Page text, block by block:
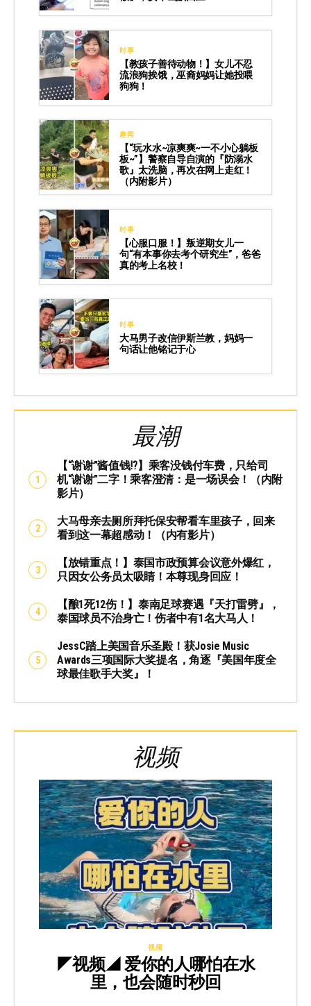
时事
【教孩子善待动物！】女儿不忍
流浪狗挨饿，巫裔妈妈让她投喂
狗狗！
趣闻
【“玩水水~凉爽爽~一不小心躺板
板~”】警察自导自演的『防溺水
歌』太洗脑，再次在网上走红！
（内附影片）
时事
【心服口服！】叛逆期女儿一
句“有本事你去考个研究生”，爸爸
真的考上名校！
时事
大马男子改信伊斯兰教，妈妈一
句话让他铭记于心
最潮
【“谢谢”酱值钱⁉️】乘客没钱付车费，只给司
机“谢谢”二字！乘客澄清：是一场误会！（内附
影片）
大马母亲去厕所拜托保安帮看车里孩子，回来
看到这一幕超感动！（内有影片）
【放错重点！】泰国市政预算会议意外爆红，
只因女公务员太吸睛！本尊现身回应！
【酿1死12伤！】泰南足球赛遇『天打雷劈』，
泰国球员不治身亡！伤者中有1名大马人！
JessC踏上美国音乐圣殿！获Josie Music
Awards三项国际大奖提名，角逐『美国年度全
球最佳歌手大奖』！
视频
视频
◤视频◢ 爱你的人哪怕在水
里，也会随时秒回